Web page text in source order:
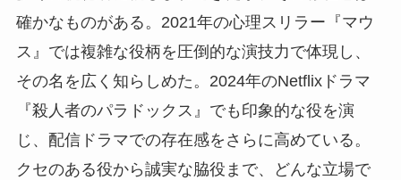
確かなものがある。2021年の心理スリラー『マウ
ス』では複雑な役柄を圧倒的な演技力で体現し、
その名を広く知らしめた。2024年のNetflixドラマ
『殺人者のパラドックス』でも印象的な役を演
じ、配信ドラマでの存在感をさらに高めている。
クセのある役から誠実な脇役まで、どんな立場で